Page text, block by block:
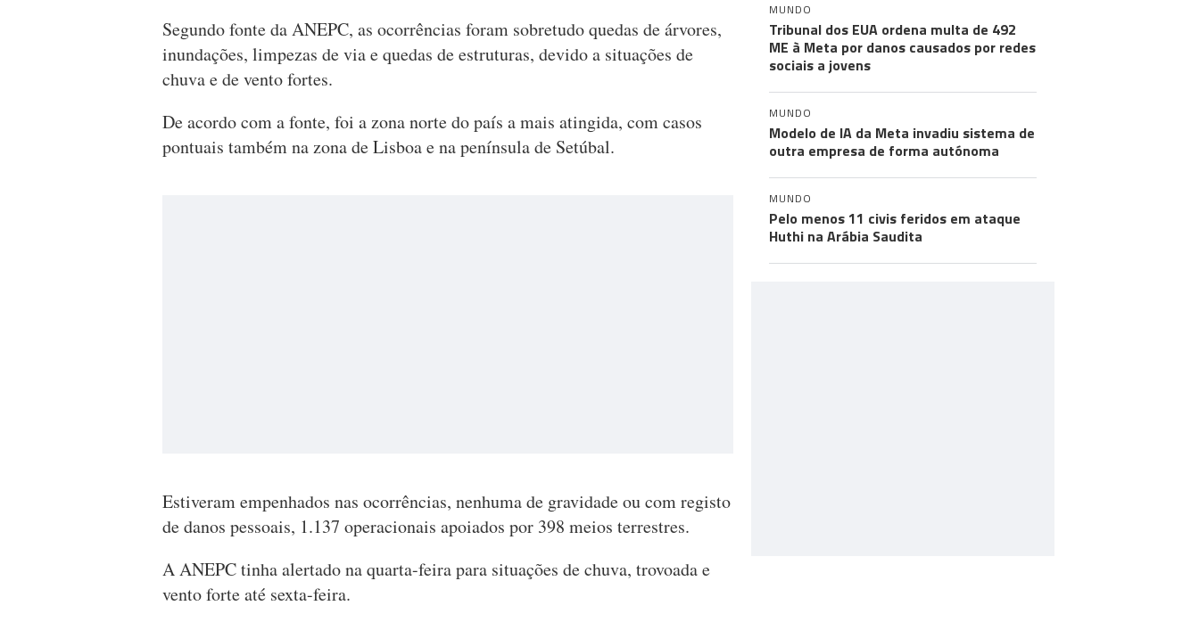
Segundo fonte da ANEPC, as ocorrências foram sobretudo quedas de árvores,
inundações, limpezas de via e quedas de estruturas, devido a situações de
chuva e de vento fortes.
De acordo com a fonte, foi a zona norte do país a mais atingida, com casos
pontuais também na zona de Lisboa e na península de Setúbal.
Estiveram empenhados nas ocorrências, nenhuma de gravidade ou com registo
de danos pessoais, 1.137 operacionais apoiados por 398 meios terrestres.
A ANEPC tinha alertado na quarta-feira para situações de chuva, trovoada e
vento forte até sexta-feira.
MUNDO
Tribunal dos EUA ordena multa de 492
ME à Meta por danos causados por redes
sociais a jovens
MUNDO
Modelo de IA da Meta invadiu sistema de
outra empresa de forma autónoma
MUNDO
Pelo menos 11 civis feridos em ataque
Huthi na Arábia Saudita